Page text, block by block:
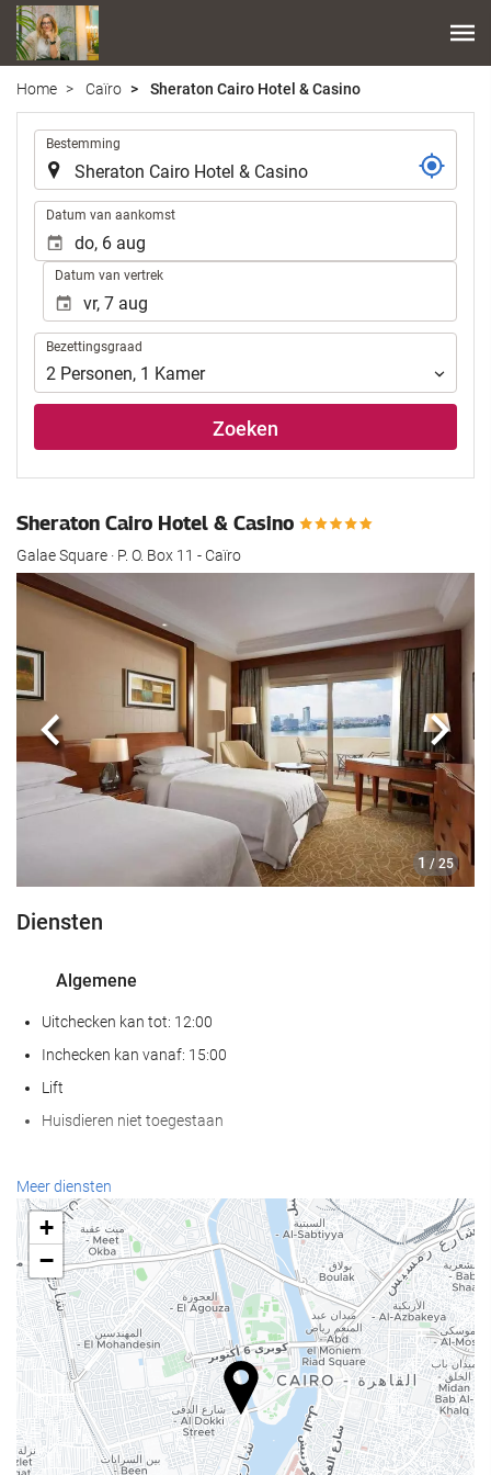
Home Caïro Sheraton Cairo Hotel & Casino
Bestemming
Datum van aankomst
Datum van vertrek
Bezettingsgraad
Bezettingsgraad
2 Personen, 1 Kamer
Zoeken
Sheraton Cairo Hotel & Casino
Galae Square · P. O. Box 11 - Caïro
1 / 25
Vorige
Diensten
Algemene
Uitchecken kan tot: 12:00
Inchecken kan vanaf: 15:00
Lift
Huisdieren niet toegestaan
Wellness
Spa
Hamam
Sauna
Gymzaal
Eten en drinken
À-la-carterestaurant
Bar
Meer diensten
+
−